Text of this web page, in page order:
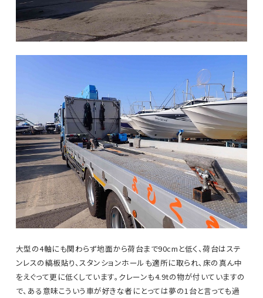
大型の4軸にも関わらず地面から荷台まで90cmと低く、荷台はステ
ンレスの縞板貼り、スタンションホールも適所に取られ、床の真ん中
をえぐって更に低くしています。クレーンも4.9tの物が付いていますの
で、ある意味こういう車が好きな者にとっては夢の1台と言っても過